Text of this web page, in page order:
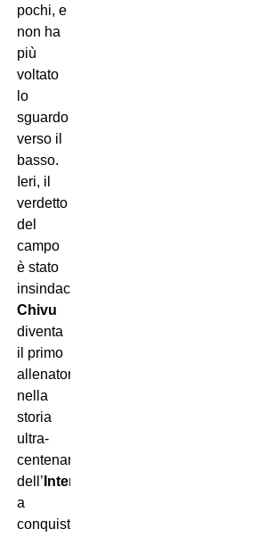
pochi, e
non ha
più
voltato
lo
sguardo
verso il
basso.
Ieri, il
verdetto
del
campo
è stato
insindacabile.
Chivu
diventa
il primo
allenatore
nella
storia
ultra-
centenaria
dell’ Inter
a
conquistare